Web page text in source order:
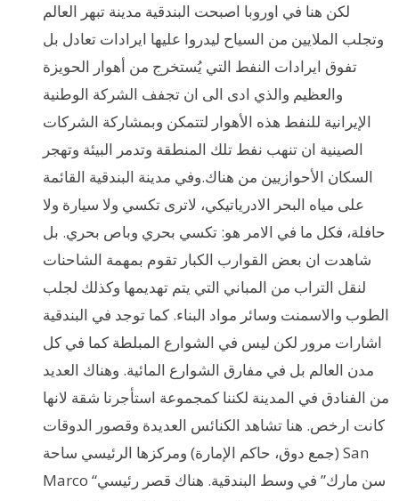
لكن هنا في اوروبا اصبحت البندقية مدينة تبهر العالم
وتجلب الملايين من السياح ليدروا عليها ايرادات تعادل بل
تفوق ايرادات النفط التي يُستخرج من أهوار الحويزة
والعظيم والذي ادى الى ان تجفف الشركة الوطنية
الإيرانية للنفط هذه الأهوار لتتمكن وبمشاركة الشركات
الصينية ان تنهب نفط تلك المنطقة وتدمر البيئة وتهجر
السكان الأحوازيين من هناك.وفي مدينة البندقية القائمة
على مياه البحر الادرياتيكي، لاترى تكسي ولا سيارة ولا
حافلة، فكل ما في الامر هو: تكسي بحري وباص بحري. بل
شاهدت ان بعض القوارب الكبار تقوم بمهمة الشاحنات
لنقل التراب من المباني التي يتم تهديمها وكذلك لجلب
الطوب والاسمنت وسائر مواد البناء. كما توجد في البندقية
اشارات مرور لكن ليس في الشوارع المبلطة كما في كل
مدن العالم بل في مفارق الشوارع المائية. وهناك العديد
من الفنادق في المدينة لكننا كمجموعة استأجرنا شقة لانها
كانت ارخص. هنا تشاهد الكنائس العديدة وقصور الدوقات
(جمع دوق، حاكم الإمارة) ومركزها الرئيسي ساحة San
Marco “سن مارك” في وسط البندقية. هناك قصر رئيسي